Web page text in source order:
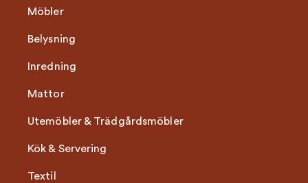
Möbler
Belysning
Inredning
Mattor
Utemöbler & Trädgårdsmöbler
Kök & Servering
Textil